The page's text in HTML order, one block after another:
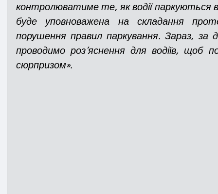
контролюватиме те, як водії паркуються в
буде уповноважена на складання
порушення правил паркування. Зараз, за
проводимо роз’яснення для водіїв, щоб
сюрпризом».